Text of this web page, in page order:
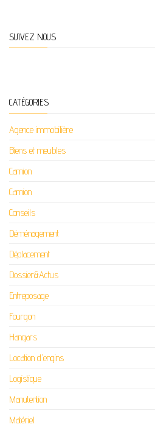
SUIVEZ NOUS
CATÉGORIES
Agence immobilière
Biens et meubles
Camion
Camion
Conseils
Déménagement
Déplacement
Dossier&Actus
Entreposage
Fourgon
Hangars
Location d'engins
Logistique
Manutention
Matériel